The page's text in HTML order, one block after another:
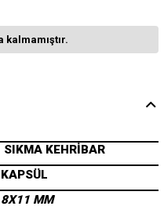
kalmamıştır.
SIKMA KEHRİBAR
KAPSÜL
8X11 MM